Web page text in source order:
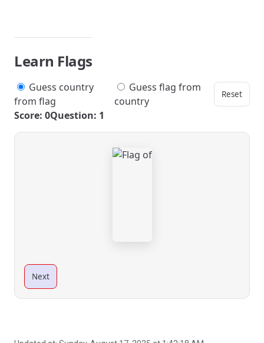
Learn Flags
Guess country
from flag
Guess flag from
country
Reset
Score: 0Question: 1
Next